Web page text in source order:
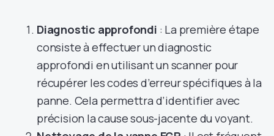
Diagnostic approfondi : La première étape
consiste à effectuer un diagnostic
approfondi en utilisant un scanner pour
récupérer les codes d’erreur spécifiques à la
panne. Cela permettra d’identifier avec
précision la cause sous-jacente du voyant.